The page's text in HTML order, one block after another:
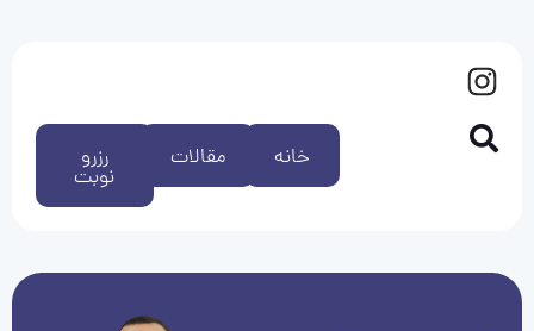
رزرو
نوبت
مقالات خانه